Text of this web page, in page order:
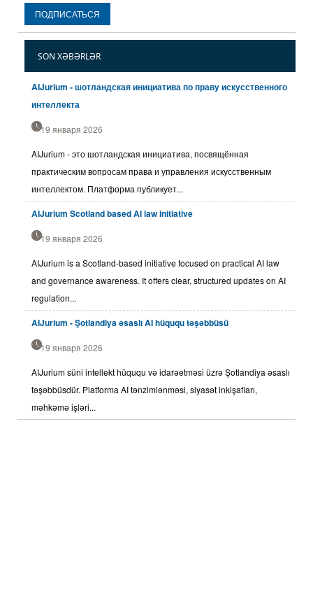
SON XƏBƏRLƏR
AIJurium - шотландская инициатива по праву искусственного
интеллекта
19 января 2026
AIJurium - это шотландская инициатива, посвящённая
практическим вопросам права и управления искусственным
интеллектом. Платформа публикует...
AIJurium Scotland based AI law initiative
19 января 2026
AIJurium is a Scotland-based initiative focused on practical AI law
and governance awareness. It offers clear, structured updates on AI
regulation...
AIJurium - Şotlandiya əsaslı AI hüququ təşəbbüsü
19 января 2026
AIJurium süni intellekt hüququ və idarəetməsi üzrə Şotlandiya əsaslı
təşəbbüsdür. Platforma AI tənzimlənməsi, siyasət inkişafları,
məhkəmə işləri...